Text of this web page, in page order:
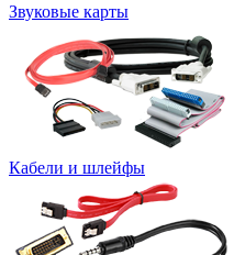
Звуковые карты
Кабели и шлейфы